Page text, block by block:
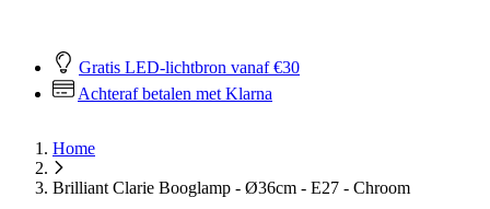
Gratis LED-lichtbron vanaf €30
Achteraf betalen met Klarna
Home
Brilliant Clarie Booglamp - Ø36cm - E27 - Chroom